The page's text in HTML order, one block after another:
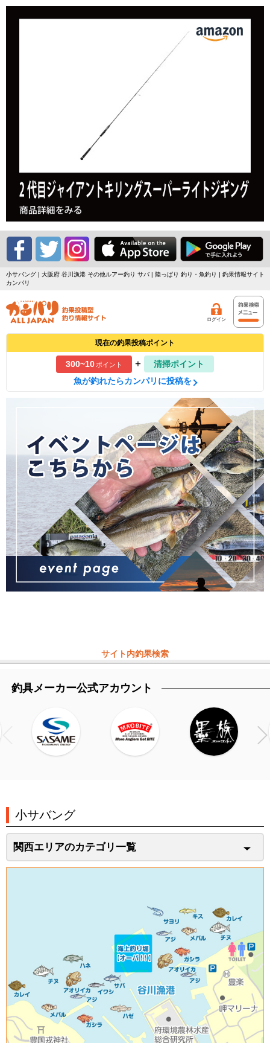
小サバング | 大阪府 谷川漁港 その他ルアー釣り サバ | 陸っぱり 釣り・魚釣り | 釣果情報サイト
カンパリ
ログイン
現在の釣果投稿ポイント
300~10ポイント +
清掃ポイント
魚が釣れたらカンパリに投稿を
サイト内釣果検索
釣具メーカー公式アカウント
小サバング
関西エリアのカテゴリ一覧